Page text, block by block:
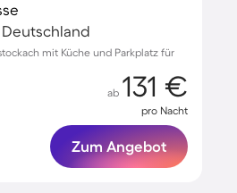
mit Küche und Parkplatz für
ab 131 €
pro Nacht
Zum Angebot